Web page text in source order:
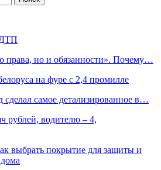
ДТП
права, но и обязанности». Почему…
на фуре с 2,4 промилле
самое детализированное в…
рублей, водителю – 4,
выбрать покрытие для защиты и